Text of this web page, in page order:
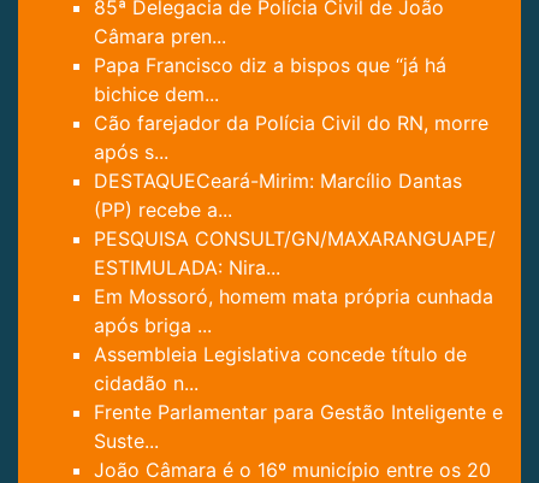
85ª Delegacia de Polícia Civil de João
Câmara pren...
Papa Francisco diz a bispos que “já há
bichice dem...
Cão farejador da Polícia Civil do RN, morre
após s...
DESTAQUECeará-Mirim: Marcílio Dantas
(PP) recebe a...
PESQUISA CONSULT/GN/MAXARANGUAPE/
ESTIMULADA: Nira...
Em Mossoró, homem mata própria cunhada
após briga ...
Assembleia Legislativa concede título de
cidadão n...
Frente Parlamentar para Gestão Inteligente e
Suste...
João Câmara é o 16º município entre os 20